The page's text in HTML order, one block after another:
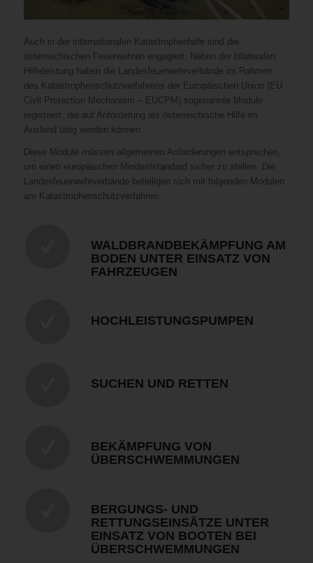
Auch in der internationalen Katastrophenhilfe sind die
österreichischen Feuerwehren engagiert. Neben der bilateralen
Hilfeleistung haben die Landesfeuerwehrverbände im Rahmen
des Katastrophenschutzverfahrens der Europäischen Union (EU
Civil Protection Mechanism – EUCPM) sogenannte Module
registriert, die auf Anforderung als österreichische Hilfe im
Ausland tätig werden können.
Diese Module müssen allgemeinen Anforderungen entsprechen,
um einen europäischen Mindeststandard sicher zu stellen. Die
Landesfeuerwehrverbände beteiligen sich mit folgenden Modulen
am Katastrophenschutzverfahren:
WALDBRANDBEKÄMPFUNG AM
BODEN UNTER EINSATZ VON
FAHRZEUGEN
HOCHLEISTUNGSPUMPEN
SUCHEN UND RETTEN
BEKÄMPFUNG VON
ÜBERSCHWEMMUNGEN
BERGUNGS- UND
RETTUNGSEINSÄTZE UNTER
EINSATZ VON BOOTEN BEI
ÜBERSCHWEMMUNGEN